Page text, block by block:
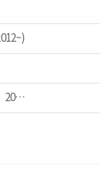
분위수(제11차 한국표준산업분류， 2013~)